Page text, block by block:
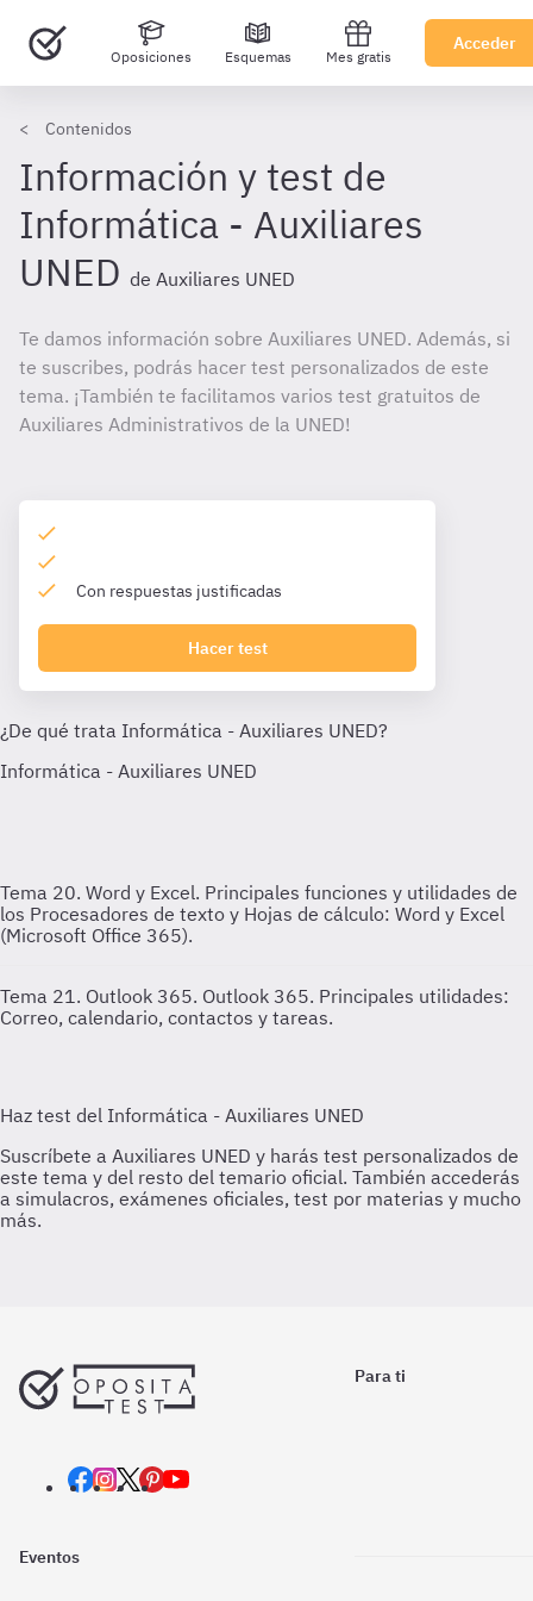
Oposiciones Esquemas Mes gratis
Acceder
Contenidos
Información y test de
Informática - Auxiliares
UNED de Auxiliares UNED
Te damos información sobre Auxiliares UNED. Además, si
te suscribes, podrás hacer test personalizados de este
tema. ¡También te facilitamos varios test gratuitos de
Auxiliares Administrativos de la UNED!
Con respuestas justificadas
Hacer test
Tema 20. Word y Excel. Principales funciones y utilidades de
los Procesadores de texto y Hojas de cálculo: Word y Excel
(Microsoft Office 365).
Tema 21. Outlook 365. Outlook 365. Principales utilidades:
Correo, calendario, contactos y tareas.
Para ti
Eventos